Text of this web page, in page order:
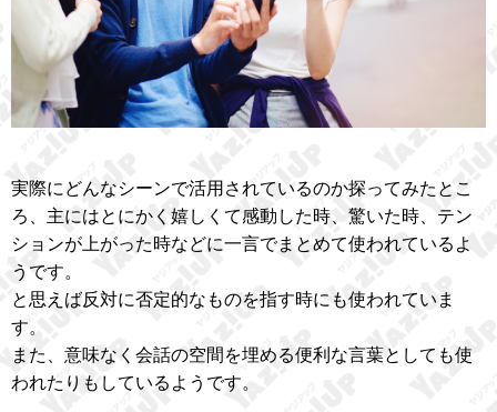
実際にどんなシーンで活用されているのか探ってみたとこ
ろ、主にはとにかく嬉しくて感動した時、驚いた時、テン
ションが上がった時などに一言でまとめて使われているよ
うです。
と思えば反対に否定的なものを指す時にも使われていま
す。
また、意味なく会話の空間を埋める便利な言葉としても使
われたりもしているようです。